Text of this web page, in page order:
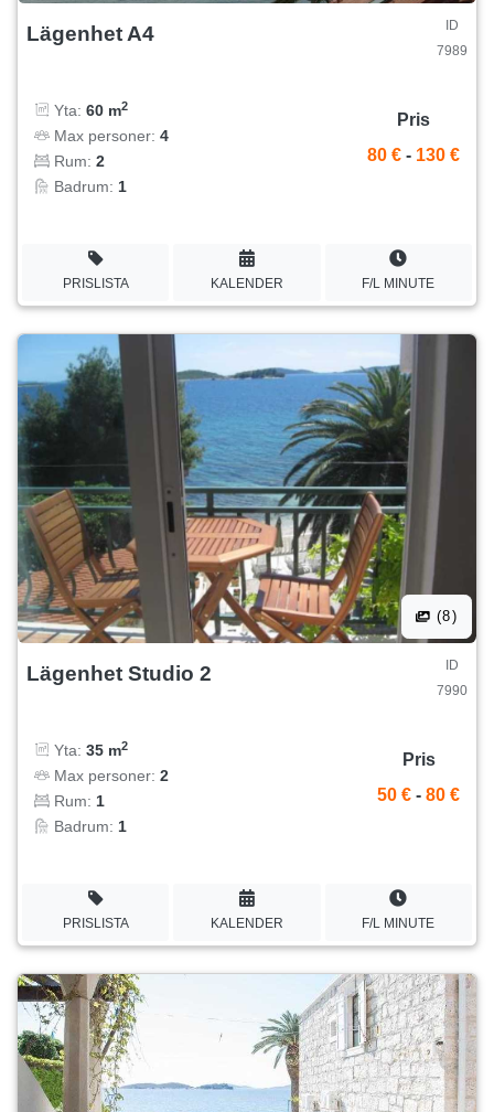
Lägenhet A4
ID
7989
Yta: 60 m2
Max personer: 4
Rum: 2
Badrum: 1
Pris
80 € - 130 €
PRISLISTA KALENDER F/L MINUTE
(8)
Lägenhet Studio 2
ID
7990
Yta: 35 m2
Max personer: 2
Rum: 1
Badrum: 1
Pris
50 € - 80 €
PRISLISTA KALENDER F/L MINUTE